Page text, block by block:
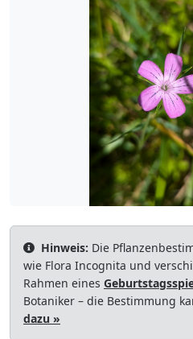
Hinweis: Die
wie Flora Incognita und
Rahmen eines
Botaniker – die Bestimmung
dazu »